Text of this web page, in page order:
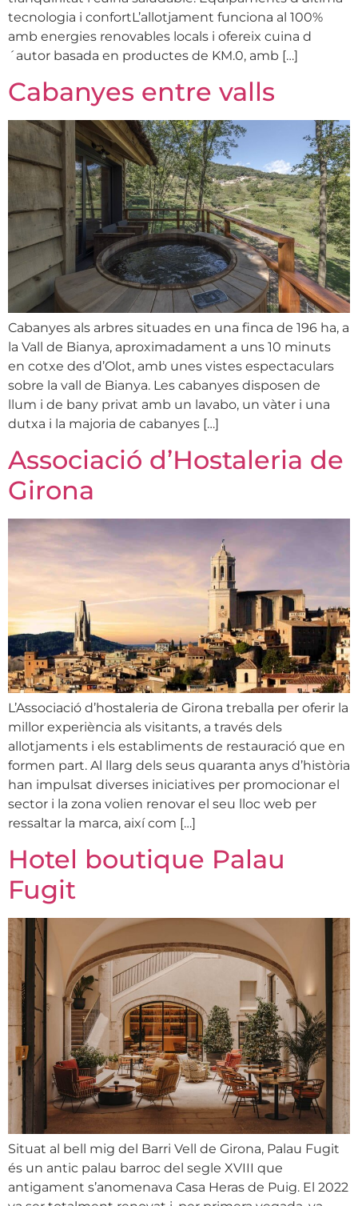
tecnologia i confortL’allotjament funciona al 100%
amb energies renovables locals i ofereix cuina d
´autor basada en productes de KM.0, amb […]
Cabanyes entre valls
Cabanyes als arbres situades en una finca de 196 ha, a
la Vall de Bianya, aproximadament a uns 10 minuts
en cotxe des d’Olot, amb unes vistes espectaculars
sobre la vall de Bianya. Les cabanyes disposen de
llum i de bany privat amb un lavabo, un vàter i una
dutxa i la majoria de cabanyes […]
Associació d’Hostaleria de
Girona
L’Associació d’hostaleria de Girona treballa per oferir la
millor experiència als visitants, a través dels
allotjaments i els establiments de restauració que en
formen part. Al llarg dels seus quaranta anys d’història
han impulsat diverses iniciatives per promocionar el
sector i la zona volien renovar el seu lloc web per
ressaltar la marca, així com […]
Hotel boutique Palau
Fugit
Situat al bell mig del Barri Vell de Girona, Palau Fugit
és un antic palau barroc del segle XVIII que
antigament s’anomenava Casa Heras de Puig. El 2022